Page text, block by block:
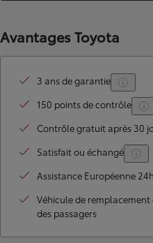
Avantages Toyota
3 ans de garantie
150 points de contrôle
Contrôle gratuit après 30
Satisfait ou échangé
Assistance Européenne
Véhicule de
des passagers